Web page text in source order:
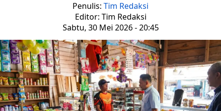
Penulis: Tim Redaksi
Editor: Tim Redaksi
Sabtu, 30 Mei 2026 - 20:45